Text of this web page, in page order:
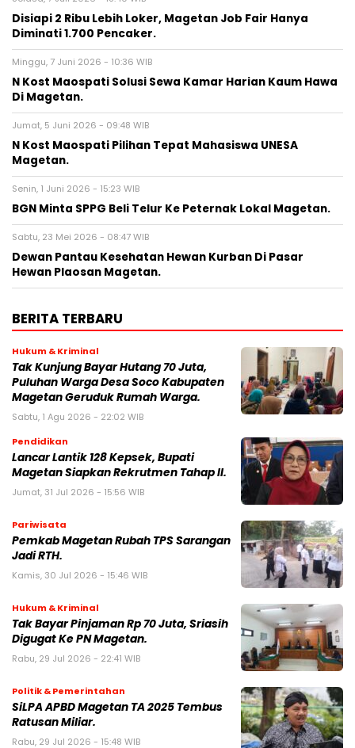
Disiapi 2 Ribu Lebih Loker, Magetan Job Fair Hanya
Diminati 1.700 Pencaker.
Minggu, 7 Juni 2026 - 10:36 WIB
N Kost Maospati Solusi Sewa Kamar Harian Kaum Hawa
Di Magetan.
Jumat, 5 Juni 2026 - 09:48 WIB
N Kost Maospati Pilihan Tepat Mahasiswa UNESA
Magetan.
Senin, 1 Juni 2026 - 15:23 WIB
BGN Minta SPPG Beli Telur Ke Peternak Lokal Magetan.
Sabtu, 23 Mei 2026 - 08:47 WIB
Dewan Pantau Kesehatan Hewan Kurban Di Pasar
Hewan Plaosan Magetan.
BERITA TERBARU
Hukum & Kriminal
Tak Kunjung Bayar Hutang 70 Juta,
Puluhan Warga Desa Soco Kabupaten
Magetan Geruduk Rumah Warga.
Sabtu, 1 Agu 2026 - 22:02 WIB
Pendidikan
Lancar Lantik 128 Kepsek, Bupati
Magetan Siapkan Rekrutmen Tahap II.
Jumat, 31 Jul 2026 - 15:56 WIB
Pariwisata
Pemkab Magetan Rubah TPS Sarangan
Jadi RTH.
Kamis, 30 Jul 2026 - 15:46 WIB
Hukum & Kriminal
Tak Bayar Pinjaman Rp 70 Juta, Sriasih
Digugat Ke PN Magetan.
Rabu, 29 Jul 2026 - 22:41 WIB
Politik & Pemerintahan
SiLPA APBD Magetan TA 2025 Tembus
Ratusan Miliar.
Rabu, 29 Jul 2026 - 15:48 WIB